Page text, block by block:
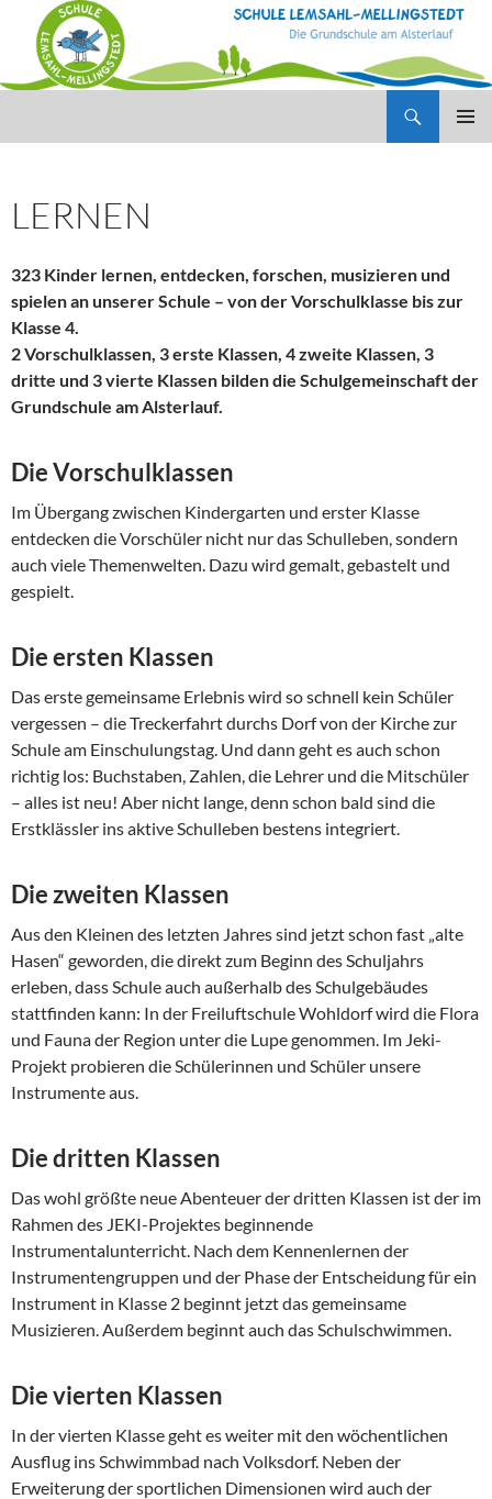
Inhalt
springen
LERNEN
323 Kinder lernen, entdecken, forschen, musizieren und
spielen an unserer Schule – von der Vorschulklasse bis zur
Klasse 4.
2 Vorschulklassen, 3 erste Klassen, 4 zweite Klassen, 3
dritte und 3 vierte Klassen bilden die Schulgemeinschaft der
Grundschule am Alsterlauf.
Die Vorschulklassen
Im Übergang zwischen Kindergarten und erster Klasse
entdecken die Vorschüler nicht nur das Schulleben, sondern
auch viele Themenwelten. Dazu wird gemalt, gebastelt und
gespielt.
Die ersten Klassen
Das erste gemeinsame Erlebnis wird so schnell kein Schüler
vergessen – die Treckerfahrt durchs Dorf von der Kirche zur
Schule am Einschulungstag. Und dann geht es auch schon
richtig los: Buchstaben, Zahlen, die Lehrer und die Mitschüler
– alles ist neu! Aber nicht lange, denn schon bald sind die
Erstklässler ins aktive Schulleben bestens integriert.
Die zweiten Klassen
Aus den Kleinen des letzten Jahres sind jetzt schon fast „alte
Hasen“ geworden, die direkt zum Beginn des Schuljahrs
erleben, dass Schule auch außerhalb des Schulgebäudes
stattfinden kann: In der Freiluftschule Wohldorf wird die Flora
und Fauna der Region unter die Lupe genommen. Im Jeki-
Projekt probieren die Schülerinnen und Schüler unsere
Instrumente aus.
Die dritten Klassen
Das wohl größte neue Abenteuer der dritten Klassen ist der im
Rahmen des JEKI-Projektes beginnende
Instrumentalunterricht. Nach dem Kennenlernen der
Instrumentengruppen und der Phase der Entscheidung für ein
Instrument in Klasse 2 beginnt jetzt das gemeinsame
Musizieren. Außerdem beginnt auch das Schulschwimmen.
Die vierten Klassen
In der vierten Klasse geht es weiter mit den wöchentlichen
Ausflug ins Schwimmbad nach Volksdorf. Neben der
Erweiterung der sportlichen Dimensionen wird auch der